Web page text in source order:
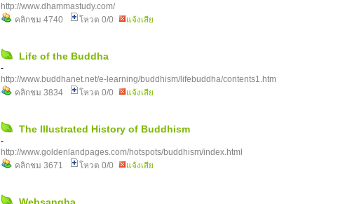
http://www.dhammastudy.com/
คลิกชม 4740
โหวต 0/0 แจ้งเสีย
Life of the Buddha
-
http://www.buddhanet.net/e-learning/buddhism/lifebuddha/contents1.htm
คลิกชม 3834
โหวต 0/0 แจ้งเสีย
The Illustrated History of Buddhism
-
http://www.goldenlandpages.com/hotspots/buddhism/index.html
คลิกชม 3671
โหวต 0/0 แจ้งเสีย